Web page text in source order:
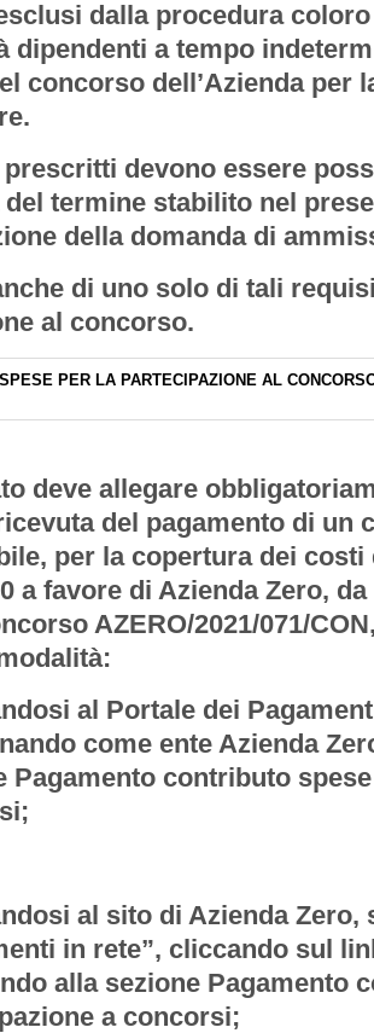
dalla procedura
dipendenti a tempo
concorso dell’Azienda per
devono essere
del termine stabilito nel
della domanda di
di uno solo di tali
al concorso.
PER LA PARTECIPAZIONE AL
deve allegare
del pagamento di un
per la copertura dei costi
a favore di Azienda Zero,
AZERO/2021/071/
al Portale dei
come ente Azienda
Pagamento contributo
al sito di Azienda Zero,
in rete”, cliccando sul
alla sezione Pagamento
a concorsi;